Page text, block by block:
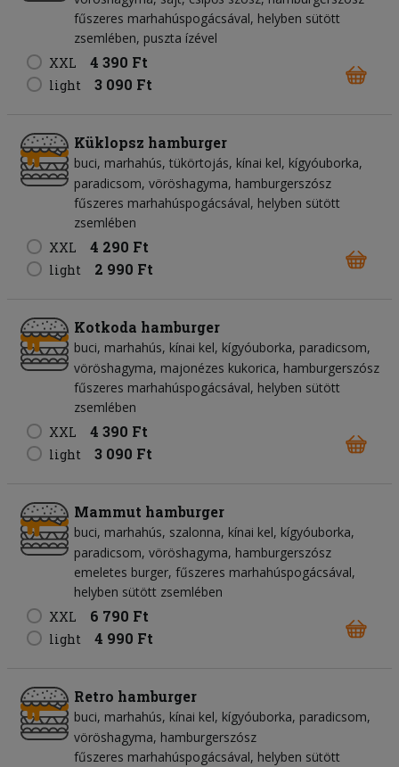
fűszeres marhahúspogácsával, helyben sütött
zsemlében, puszta ízével
XXL
4 390 Ft
light 3 090 Ft
Küklopsz hamburger
buci marhahús tükörtojás kínai kel kígyóuborka
paradicsom vöröshagyma hamburgerszósz
fűszeres marhahúspogácsával, helyben sütött
zsemlében
XXL
4 290 Ft
light 2 990 Ft
Kotkoda hamburger
buci marhahús kínai kel kígyóuborka paradicsom
vöröshagyma majonézes kukorica hamburgerszósz
fűszeres marhahúspogácsával, helyben sütött
zsemlében
XXL
4 390 Ft
light 3 090 Ft
Mammut hamburger
buci marhahús szalonna kínai kel kígyóuborka
paradicsom vöröshagyma hamburgerszósz
emeletes burger, fűszeres marhahúspogácsával,
helyben sütött zsemlében
XXL
6 790 Ft
light 4 990 Ft
Retro hamburger
buci marhahús kínai kel kígyóuborka paradicsom
vöröshagyma hamburgerszósz
fűszeres marhahúspogácsával, helyben sütött